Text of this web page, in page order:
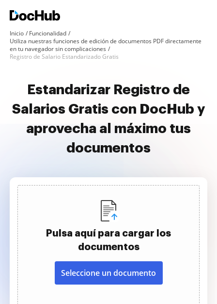
Inicio
Funcionalidad
Utiliza nuestras funciones de edición de documentos PDF directamente
en tu navegador sin complicaciones
Registro de Salario Estandarizado Gratis
Estandarizar Registro de
Salarios Gratis con DocHub y
aprovecha al máximo tus
documentos
Pulsa aquí para cargar los
documentos
Seleccione un documento